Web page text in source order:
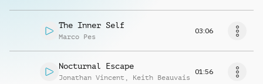
The Inner Self
Marco Pes
03:06
Nocturnal Escape
Jonathan Vincent , Keith Beauvais
01:56